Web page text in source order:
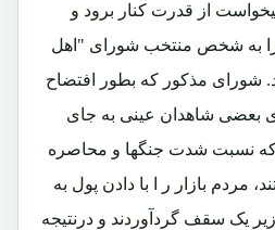
از قدرت کنار برود و
را به شخص منتخب شورای "اهل
شورای مذکور که بطور افتضاح
بعضی شاهدان عینی به جای
که نسبت شدت جنگها و محاصره
مردم بازار ر ا با دادن پول به
یک سقف گردآوردند و درنتیجه